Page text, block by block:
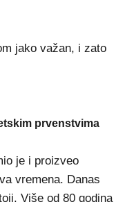
jako važan, i zato
prvenstvima
je i proizveo
vremena. Danas
Više od 80 godina